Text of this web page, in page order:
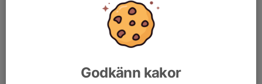
Godkänn kakor